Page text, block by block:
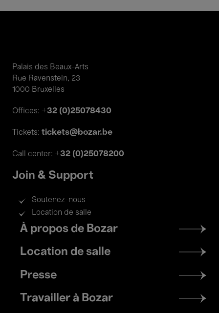
Palais des Beaux-Arts
Rue Ravenstein, 23
1000 Bruxelles
Offices: +32 (0)25078430
Tickets: tickets@bozar.be
Call center: +32 (0)25078200
Join & Support
Soutenez-nous
Location de salle
Footer
menu
À propos de Bozar
Location de salle
Presse
Travailler à Bozar